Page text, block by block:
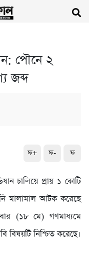
পৌনে ২
জব্দ
ফ+ ফ- ফ
চালিয়ে প্রায় ১ কোটি
মালামাল আটক করেছে
(১৮ মে) গণমাধ্যমে
বিষয়টি নিশ্চিত করেছে।